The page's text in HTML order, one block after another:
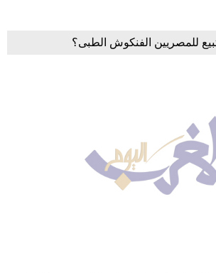
للمصريين الفنكوش الطبى؟